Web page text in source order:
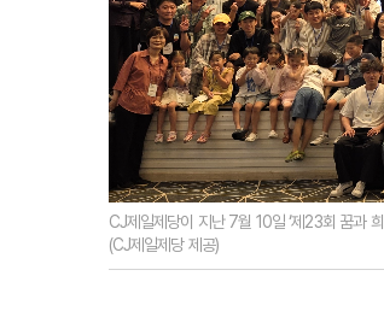
CJ제일제당이 지난 7월 10일 ‘제23회 꿈과
(CJ제일제당 제공)